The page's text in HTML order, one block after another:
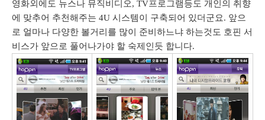
영화외에도 뉴스나 뮤직비디오, TV프로그램등도 개인의 취향
에 맞추어 추천해주는 4U 시스템이 구축되어 있더군요. 앞으
로 얼마나 다양한 볼거리를 많이 준비하느냐 하는것도 호핀 서
비스가 앞으로 풀어나가야 할 숙제인듯 합니다.